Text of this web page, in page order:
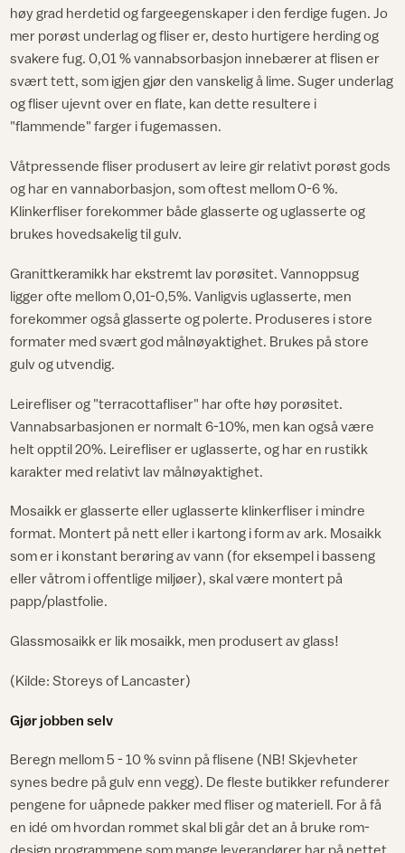
høy grad herdetid og fargeegenskaper i den ferdige fugen. Jo
mer porøst underlag og fliser er, desto hurtigere herding og
svakere fug. 0,01 % vannabsorbasjon innebærer at flisen er
svært tett, som igjen gjør den vanskelig å lime. Suger underlag
og fliser ujevnt over en flate, kan dette resultere i
"flammende" farger i fugemassen.
Våtpressende fliser produsert av leire gir relativt porøst gods
og har en vannaborbasjon, som oftest mellom 0-6 %.
Klinkerfliser forekommer både glasserte og uglasserte og
brukes hovedsakelig til gulv.
Granittkeramikk har ekstremt lav porøsitet. Vannoppsug
ligger ofte mellom 0,01-0,5%. Vanligvis uglasserte, men
forekommer også glasserte og polerte. Produseres i store
formater med svært god målnøyaktighet. Brukes på store
gulv og utvendig.
Leirefliser og "terracottafliser" har ofte høy porøsitet.
Vannabsarbasjonen er normalt 6-10%, men kan også være
helt opptil 20%. Leirefliser er uglasserte, og har en rustikk
karakter med relativt lav målnøyaktighet.
Mosaikk er glasserte eller uglasserte klinkerfliser i mindre
format. Montert på nett eller i kartong i form av ark. Mosaikk
som er i konstant berøring av vann (for eksempel i basseng
eller våtrom i offentlige miljøer), skal være montert på
papp/plastfolie.
Glassmosaikk er lik mosaikk, men produsert av glass!
(Kilde: Storeys of Lancaster)
Gjør jobben selv
Beregn mellom 5 - 10 % svinn på flisene (NB! Skjevheter
synes bedre på gulv enn vegg). De fleste butikker refunderer
pengene for uåpnede pakker med fliser og materiell. For å få
en idé om hvordan rommet skal bli går det an å bruke rom-
design programmene som mange leverandører har på nettet.